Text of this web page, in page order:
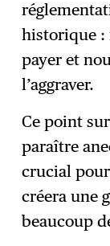
historique :
payer et
l’aggraver.
Ce point
paraître
crucial pour
créera une
beaucoup